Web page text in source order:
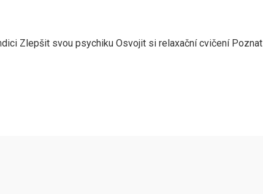
Zlepšit svou psychiku Osvojit si relaxační cvičení Poznat